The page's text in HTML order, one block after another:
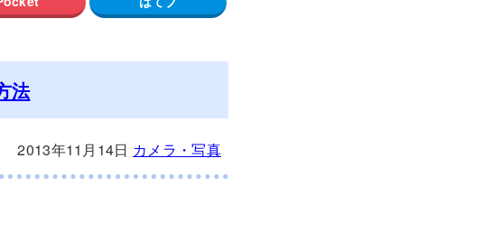
法
2013年11月14日 カメラ・写真